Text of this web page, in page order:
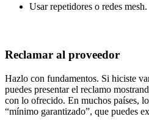
Usar repetidores o redes mesh.
Reclamar al proveedor
Hazlo con fundamentos. Si hiciste
puedes presentar el reclamo
con lo ofrecido. En muchos países,
“mínimo garantizado”, que puedes